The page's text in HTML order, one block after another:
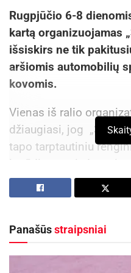
Rugpjūčio 6-8
kartą organizuojamas
išsiskirs ne tik
aršiomis automobilių
kovomis.
Vienas iš ralio
džiaugiasi, jog „300
tapo tarptautiniu
įspūdingų vaizdų, nei
nepajutome, kaip
organizuodami šias
ne tik Lietuvoje ir
Panašūsstraipsniai